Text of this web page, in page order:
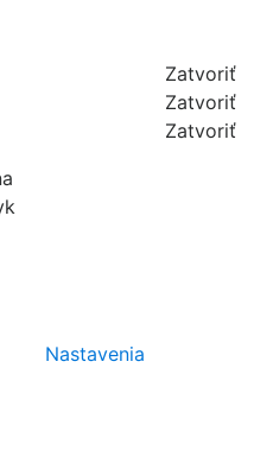
Zatvoriť
Zatvoriť
Zatvoriť
Nastavenia